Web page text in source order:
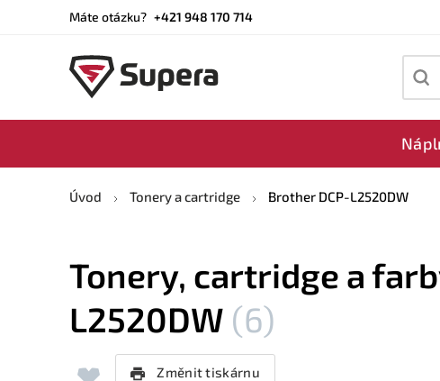
Máte otázku? +421 948 170 714
Úvod Tonery a cartridge Brother DCP-L2520DW
Tonery, cartridge a
L2520DW (6)
Změnit tiskárnu